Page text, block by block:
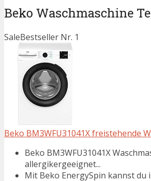
Beko Waschmaschine
SaleBestseller Nr. 1
Beko BM3WFU31041X freistehende
Beko BM3WFU31041X
allergikergeeignet...
Mit Beko EnergySpin kannst du